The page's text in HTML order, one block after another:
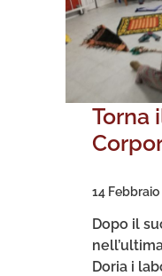
Torna
14 Febbraio
Dopo il
Doria i